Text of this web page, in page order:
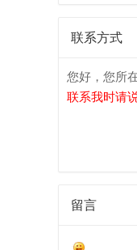
三
联系方式
您好，您所
联系我时请
留言